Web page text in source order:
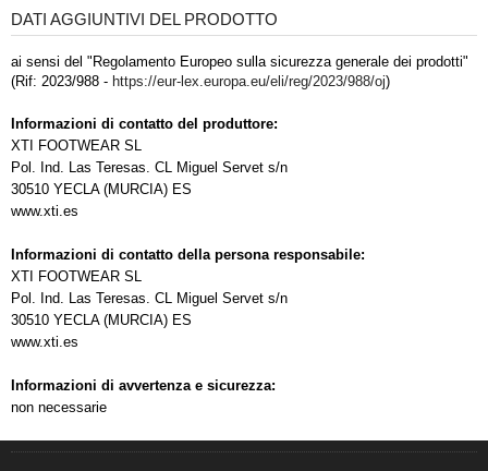
DATI AGGIUNTIVI DEL PRODOTTO
ai sensi del "Regolamento Europeo sulla sicurezza generale dei prodotti"
(Rif: 2023/988 - https://eur-lex.europa.eu/eli/reg/2023/988/oj)
Informazioni di contatto del produttore:
XTI FOOTWEAR SL
Pol. Ind. Las Teresas. CL Miguel Servet s/n
30510 YECLA (MURCIA) ES
www.xti.es
Informazioni di contatto della persona responsabile:
XTI FOOTWEAR SL
Pol. Ind. Las Teresas. CL Miguel Servet s/n
30510 YECLA (MURCIA) ES
www.xti.es
Informazioni di avvertenza e sicurezza:
non necessarie